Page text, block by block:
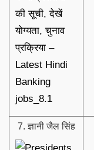
7. ज्ञानी जैल सिंह